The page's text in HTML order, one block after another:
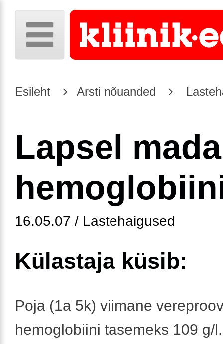
Esileht Arsti nõuanded
Lapsel
16.05.07 / Lastehaigused
Külastaja küsib:
Poja (1a 5k) viimane
hemoglobiini tasemeks 109 g/